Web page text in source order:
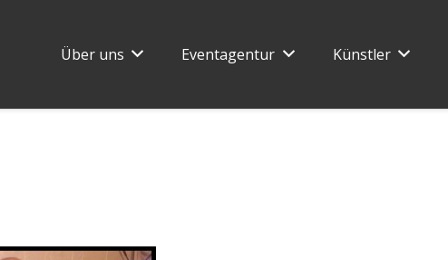
Über uns Eventagentur Künstler